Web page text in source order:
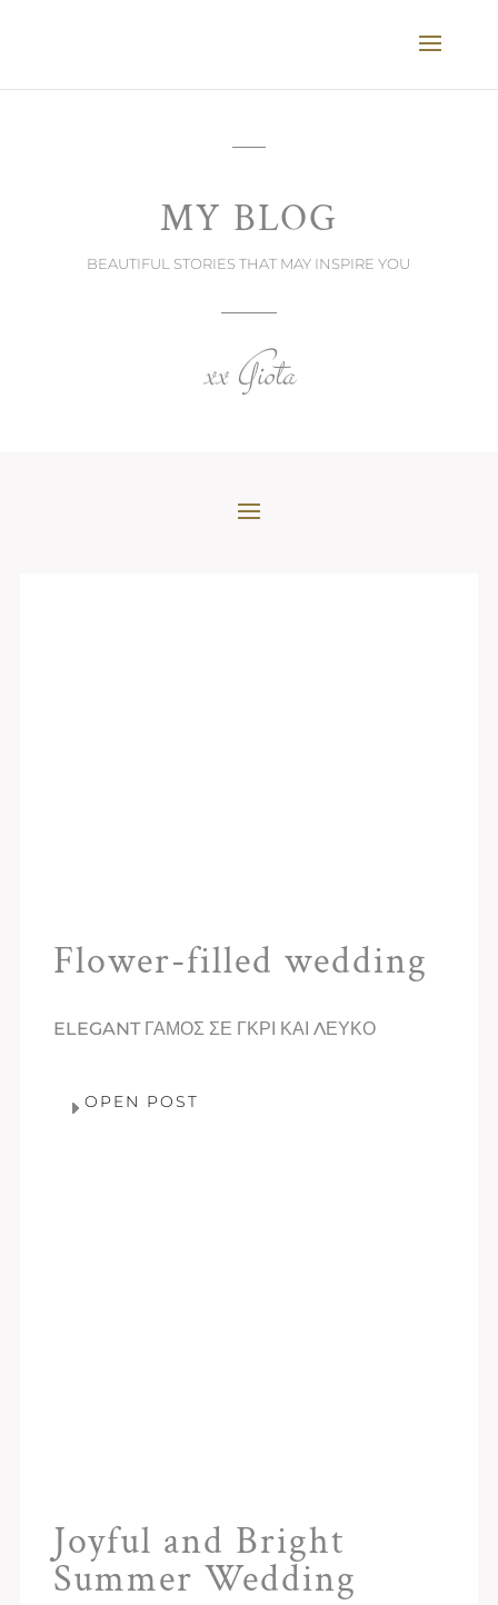
MY BLOG
BEAUTIFUL STORIES THAT MAY INSPIRE YOU
xx Giota
Flower-filled wedding
ELEGANT ΓΑΜΟΣ ΣΕ ΓΚΡΙ ΚΑΙ ΛΕΥΚΟ
OPEN POST
Joyful and Bright
Summer Wedding